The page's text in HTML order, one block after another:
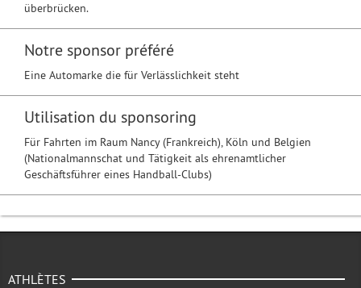
überbrücken.
Notre sponsor préféré
Eine Automarke die für Verlässlichkeit steht
Utilisation du sponsoring
Für Fahrten im Raum Nancy (Frankreich), Köln und Belgien
(Nationalmannschat und Tätigkeit als ehrenamtlicher
Geschäftsführer eines Handball-Clubs)
ATHLÈTES